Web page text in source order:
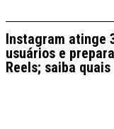
Instagram atinge
usuários e
Reels; saiba quais